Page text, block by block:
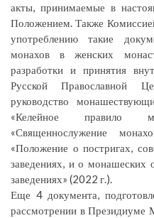
акты, принимаемые в
Положением. Также
употреблению такие
монахов в женских
разработки и принятия
Русской Православной
руководство
«Келейное правило
«Священнослужение
«Положение о постригах,
заведениях, и о
заведениях» (2022 г.).
Еще 4 документа,
рассмотрении в Президиуме